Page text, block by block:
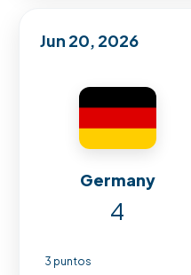
Jun 20, 2026
Germany
4
3 puntos